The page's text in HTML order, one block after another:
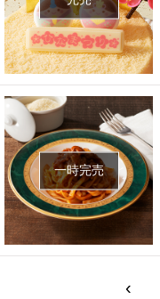
一時完売
‹